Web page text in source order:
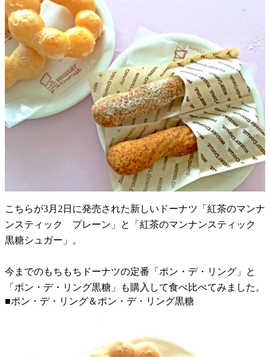
こちらが3月2日に発売された新しいドーナツ「紅茶のマンナ
ンスティック プレーン」と「紅茶のマンナンスティック
黒糖シュガー」。
今までのもちもちドーナツの定番「ポン・デ・リング」と
「ポン・デ・リング黒糖」も購入して食べ比べてみました。
■ポン・デ・リング＆ポン・デ・リング黒糖